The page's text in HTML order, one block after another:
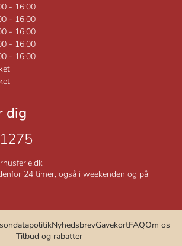
- 16:00
- 16:00
- 16:00
- 16:00
- 16:00
dig
24 timer, også i weekenden og på
NyhedsbrevGavekortFAQOm os
Tilbud og rabatter